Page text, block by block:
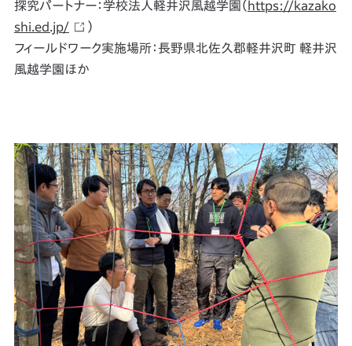
探究パートナー：学校法人軽井沢風越学園（https://kazako
shi.ed.jp/
）
フィールドワーク実施場所：長野県北佐久郡軽井沢町 軽井沢
風越学園ほか